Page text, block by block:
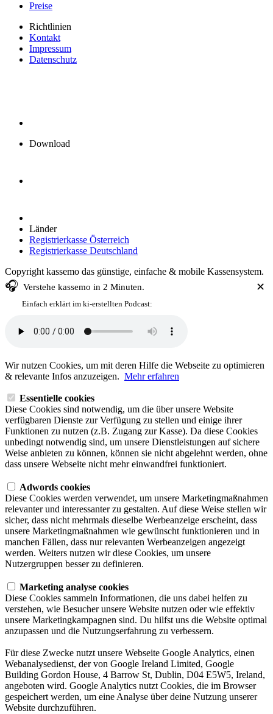
Preise
Richtlinien
Kontakt
Impressum
Datenschutz
Download
Länder
Registrierkasse Österreich
Registrierkasse Deutschland
Copyright kassemo das günstige, einfache & mobile Kassensystem.
✕
🎧 Verstehe kassemo in 2 Minuten.
Einfach erklärt im ki-erstellten Podcast:
Wir nutzen Cookies, um mit deren Hilfe die Webseite zu optimieren
& relevante Infos anzuzeigen. Mehr erfahren
Essentielle cookies
Diese Cookies sind notwendig, um die über unsere Website
verfügbaren Dienste zur Verfügung zu stellen und einige ihrer
Funktionen zu nutzen (z.B. Zugang zur Kasse). Da diese Cookies
unbedingt notwendig sind, um unsere Dienstleistungen auf sichere
Weise anbieten zu können, können sie nicht abgelehnt werden, ohne
dass unsere Webseite nicht mehr einwandfrei funktioniert.
Adwords cookies
Diese Cookies werden verwendet, um unsere Marketingmaßnahmen
relevanter und interessanter zu gestalten. Auf diese Weise stellen wir
sicher, dass nicht mehrmals dieselbe Werbeanzeige erscheint, dass
unsere Marketingmaßnahmen wie gewünscht funktionieren und in
manchen Fällen, dass nur relevanten Werbeanzeigen angezeigt
werden. Weiters nutzen wir diese Cookies, um unsere
Nutzergruppen besser zu definieren.
Marketing analyse cookies
Diese Cookies sammeln Informationen, die uns dabei helfen zu
verstehen, wie Besucher unsere Website nutzen oder wie effektiv
unsere Marketingkampagnen sind. Du hilfst uns die Website optimal
anzupassen und die Nutzungserfahrung zu verbessern.
Für diese Zwecke nutzt unsere Webseite Google Analytics, einen
Webanalysedienst, der von Google Ireland Limited, Google
Building Gordon House, 4 Barrow St, Dublin, D04 E5W5, Ireland,
angeboten wird. Google Analytics nutzt Cookies, die im Browser
gespeichert werden, um eine Analyse über deine Nutzung unserer
Website durchzuführen.